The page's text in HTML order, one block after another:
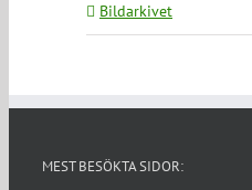
Bildarkivet
MEST BESÖKTA SIDOR: